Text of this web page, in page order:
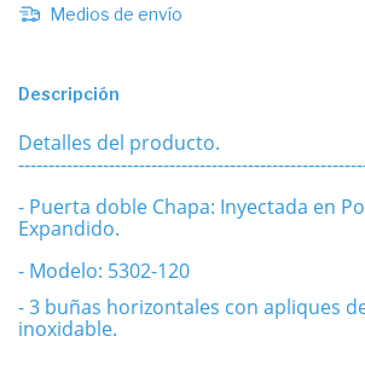
Medios de envío
Descripción
Detalles del producto.
- Puerta doble Chapa: Inyectada en
Expandido.
- Modelo: 5302-120
- 3 buñas horizontales con apliques
inoxidable.